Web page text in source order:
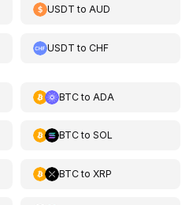
USDT toAUD
USDT toCHF
BTCto ADA
BTCto SOL
BTCto XRP